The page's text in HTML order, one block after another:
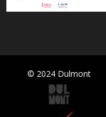
© 2024 Dulmont